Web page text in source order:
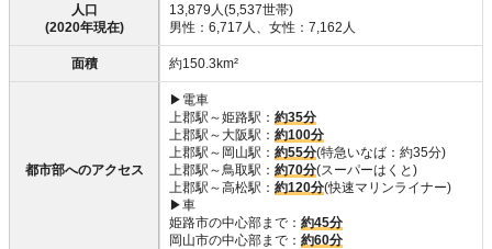
人口
(2020年現在)
13,879人(5,537世帯)
男性：6,717人、女性：7,162人
面積 約150.3km²
都市部へのアクセス
▶電車
上郡駅～姫路駅： 約35分
上郡駅～大阪駅： 約100分
上郡駅～岡山駅： 約55分(特急いなば：約35分)
上郡駅～鳥取駅： 約70分(スーパーはくと)
上郡駅～高松駅： 約120分(快速マリンライナー)
▶車
姫路市の中心部まで： 約45分
岡山市の中心部まで： 約60分